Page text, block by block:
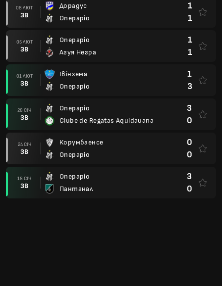
08 ЛЮТ
ЗВ
Дорадус
Операріо
1
1
05 ЛЮТ
ЗВ
Операріо
Агуя Негра
1
1
01 ЛЮТ
ЗВ
Івінхема
Операріо
1
3
28 СІЧ
ЗВ
Операріо
Clube de Regatas Aquidauana
3
0
24 СІЧ
ЗВ
Корумбаенсе
Операріо
0
0
18 СІЧ
ЗВ
Операріо
Пантанал
3
0